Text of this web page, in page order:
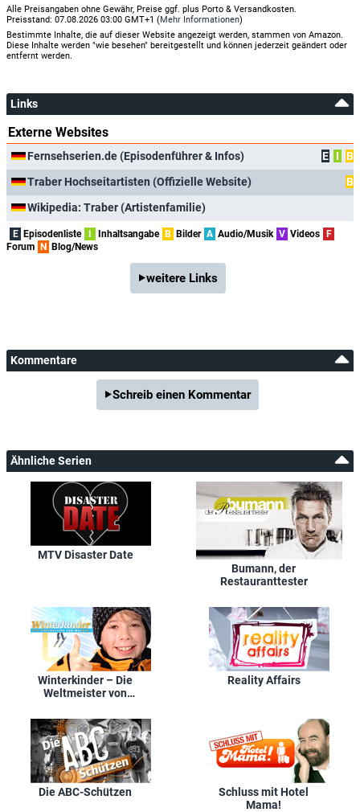
Alle Preisangaben ohne Gewähr, Preise ggf. plus Porto & Versandkosten.
Preisstand: 07.08.2026 03:00 GMT+1 (Mehr Informationen)
Bestimmte Inhalte, die auf dieser Website angezeigt werden, stammen von Amazon.
Diese Inhalte werden "wie besehen" bereitgestellt und können jederzeit geändert oder
entfernt werden.
Links
Externe Websites
Fernsehserien.de (Episodenführer & Infos) E I
B
Traber Hochseitartisten (Offizielle Website)
B
Wikipedia: Traber (Artistenfamilie)
E Episodenliste I Inhaltsangabe B Bilder A Audio/Musik V Videos F
Forum N Blog/News
weitere Links
Kommentare
Schreib einen Kommentar
Ähnliche Serien
MTV Disaster Date
Bumann, der
Restauranttester
Winterkinder – Die
Weltmeister von
Reality Affairs
Die ABC-Schützen
Schluss mit Hotel
Mama!